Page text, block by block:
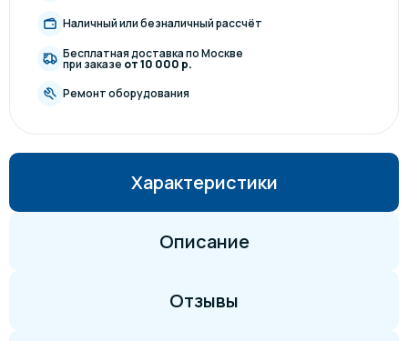
Наличный или безналичный рассчёт
Бесплатная доставка по Москве
при заказе от 10 000 р.
Ремонт оборудования
Характеристики
Описание
Отзывы